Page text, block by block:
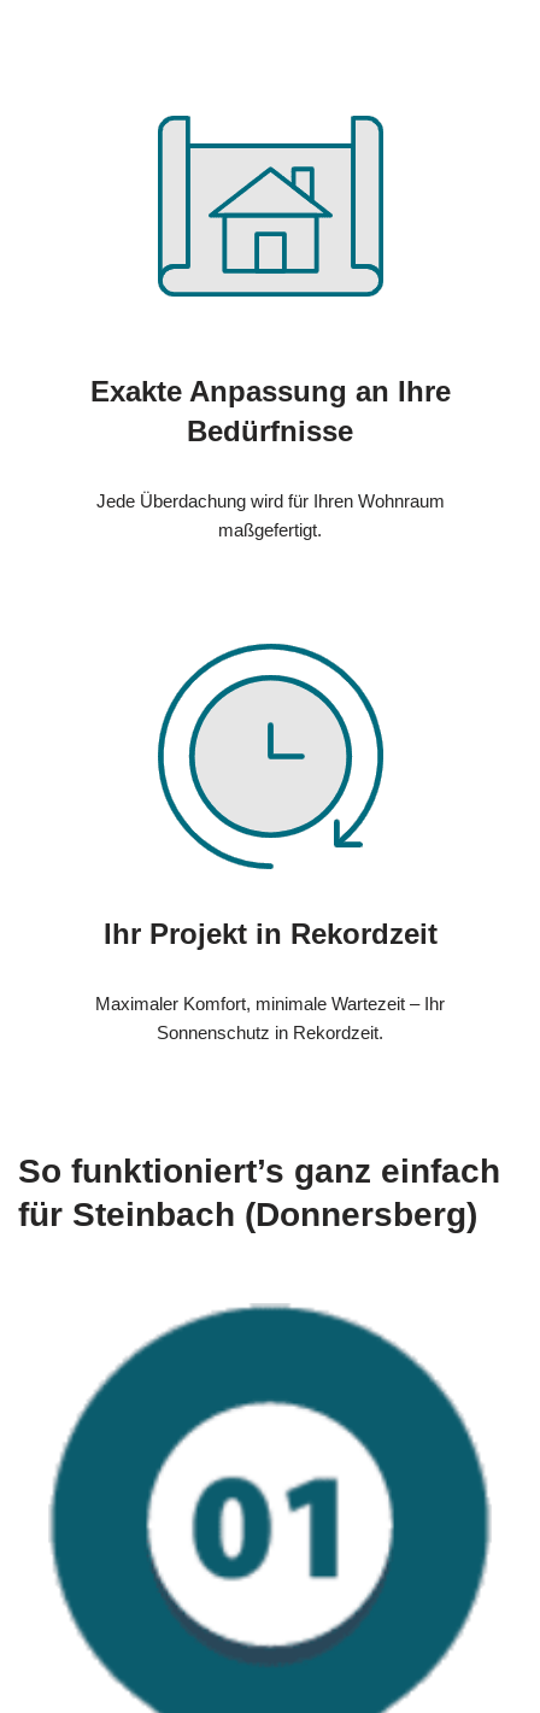
Exakte Anpassung an Ihre
Bedürfnisse
Jede Überdachung wird für Ihren Wohnraum
maßgefertigt.
Ihr Projekt in Rekordzeit
Maximaler Komfort, minimale Wartezeit – Ihr
Sonnenschutz in Rekordzeit.
So funktioniert’s ganz einfach
für Steinbach (Donnersberg)